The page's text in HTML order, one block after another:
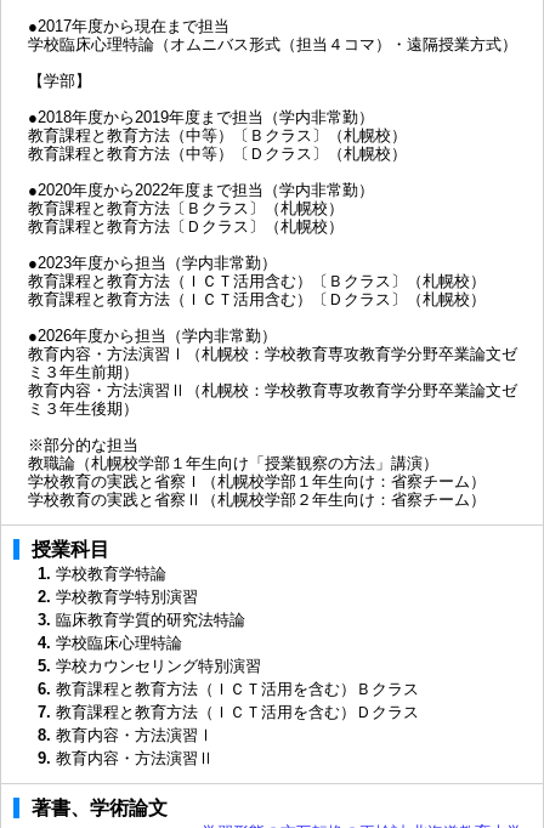
●2017年度から現在まで担当
学校臨床心理特論（オムニバス形式（担当４コマ）・遠隔授業方式）
【学部】
●2018年度から2019年度まで担当（学内非常勤）
教育課程と教育方法（中等）〔Ｂクラス〕（札幌校）
教育課程と教育方法（中等）〔Ｄクラス〕（札幌校）
●2020年度から2022年度まで担当（学内非常勤）
教育課程と教育方法〔Ｂクラス〕（札幌校）
教育課程と教育方法〔Ｄクラス〕（札幌校）
●2023年度から担当（学内非常勤）
教育課程と教育方法（ＩＣＴ活用含む）〔Ｂクラス〕（札幌校）
教育課程と教育方法（ＩＣＴ活用含む）〔Ｄクラス〕（札幌校）
●2026年度から担当（学内非常勤）
教育内容・方法演習Ⅰ（札幌校：学校教育専攻教育学分野卒業論文ゼ
ミ３年生前期）
教育内容・方法演習Ⅱ（札幌校：学校教育専攻教育学分野卒業論文ゼ
ミ３年生後期）
※部分的な担当
教職論（札幌校学部１年生向け「授業観察の方法」講演）
学校教育の実践と省察Ｉ（札幌校学部１年生向け：省察チーム）
学校教育の実践と省察Ⅱ（札幌校学部２年生向け：省察チーム）
授業科目
1. 学校教育学特論
2. 学校教育学特別演習
3. 臨床教育学質的研究法特論
4. 学校臨床心理特論
5. 学校カウンセリング特別演習
6. 教育課程と教育方法（ＩＣＴ活用を含む）Ｂクラス
7. 教育課程と教育方法（ＩＣＴ活用を含む）Ｄクラス
8. 教育内容・方法演習Ⅰ
9. 教育内容・方法演習Ⅱ
著書、学術論文